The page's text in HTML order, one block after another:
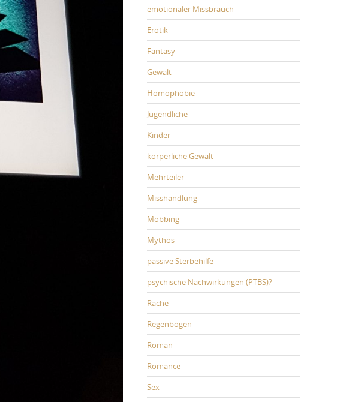
emotionaler Missbrauch
Erotik
Fantasy
Gewalt
Homophobie
Jugendliche
Kinder
körperliche Gewalt
Mehrteiler
Misshandlung
Mobbing
Mythos
passive Sterbehilfe
psychische Nachwirkungen (PTBS)?
Rache
Regenbogen
Roman
Romance
Sex